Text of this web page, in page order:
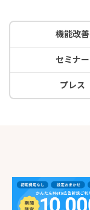
機能改善
セミナー
プレス